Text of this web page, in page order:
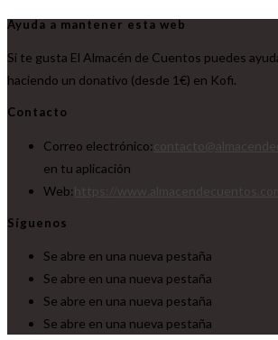
Ayuda a mantener esta web
Si te gusta El Almacén de Cuentos puedes
haciendo un donativo (desde 1€) en Kofi.
Contacto
Correo electrónico:
en tu aplicación
Web:
Síguenos
Se abre en una nueva pestaña
Se abre en una nueva pestaña
Se abre en una nueva pestaña
Se abre en una nueva pestaña